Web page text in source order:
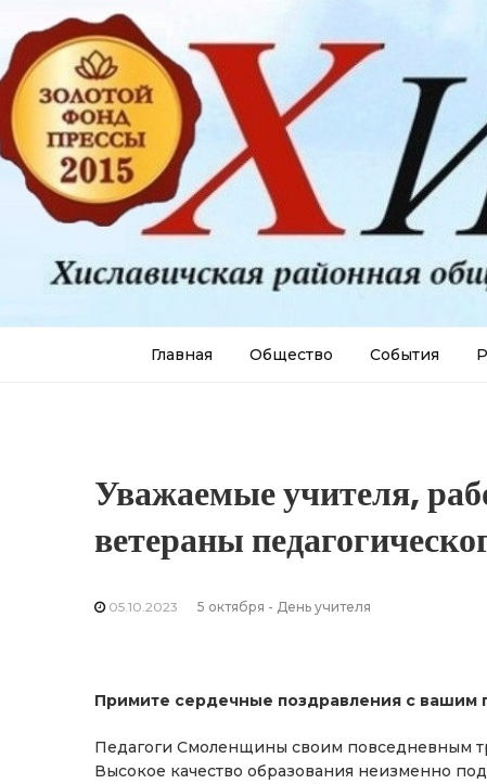
Главная Общество События
Уважаемые учителя,
ветераны
05.10.2023 5 октября - День учителя
Примите сердечные поздравления с
Педагоги Смоленщины своим повседневным
Высокое качество образования неизменно